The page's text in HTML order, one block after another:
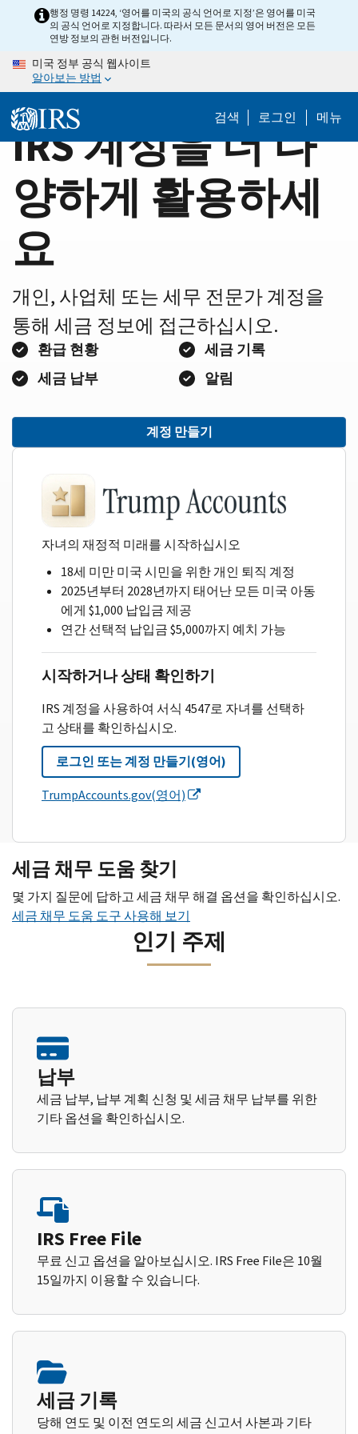
content
Home행정 명령 14224, ‘영어를 미국의 공식 언어로 지정’은 영어를 미국
의 공식 언어로 지정합니다. 따라서 모든 문서의 영어 버전은 모든
연방 정보의 관헌 버전입니다.
미국 정부 공식 웹사이트
알아보는 방법
검색 로그인 메뉴
IRS 계정을 더 다
양하게 활용하세
요
개인, 사업체 또는 세무 전문가 계정을
통해 세금 정보에 접근하십시오.
환급 현황
세금 기록
세금 납부
알림
계정 만들기
자녀의 재정적 미래를 시작하십시오
18세 미만 미국 시민을 위한 개인 퇴직 계정
2025년부터 2028년까지 태어난 모든 미국 아동
에게 $1,000 납입금 제공
연간 선택적 납입금 $5,000까지 예치 가능
시작하거나 상태 확인하기
IRS 계정을 사용하여 서식 4547로 자녀를 선택하
고 상태를 확인하십시오.
로그인 또는 계정 만들기(영어)
TrumpAccounts.gov(영어)
세금 채무 도움 찾기
몇 가지 질문에 답하고 세금 채무 해결 옵션을 확인하십시오.
세금 채무 도움 도구 사용해 보기
인기 주제
납부
세금 납부, 납부 계획 신청 및 세금 채무 납부를 위한
기타 옵션을 확인하십시오.
IRS Free File
무료 신고 옵션을 알아보십시오. IRS Free File은 10월
15일까지 이용할 수 있습니다.
세금 기록
당해 연도 및 이전 연도의 세금 신고서 사본과 기타